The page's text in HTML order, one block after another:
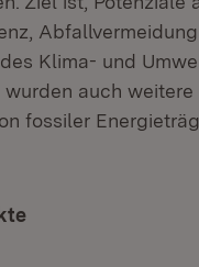
Klima- und
auch
fossiler